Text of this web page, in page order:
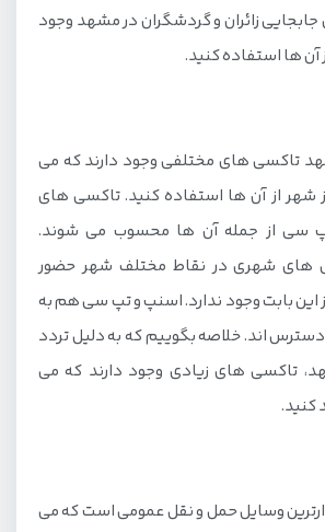
جابجایی زائران و گردشگران در مشهد وجود
آن ها استفاده کنید.
تاکسی های مختلفی وجود دارند که می
از شهر از آن ها استفاده کنید. تاکسی های
سی از جمله آن ها محسوب می شوند.
های شهری در نقاط مختلف شهر حضور
این بابت وجود ندارد. اسنپ و تپ سی هم به
اند. خلاصه بگوییم که به دلیل تردد
تاکسی های زیادی وجود دارند که می
کنید.
وسایل حمل و نقل عمومی است که می